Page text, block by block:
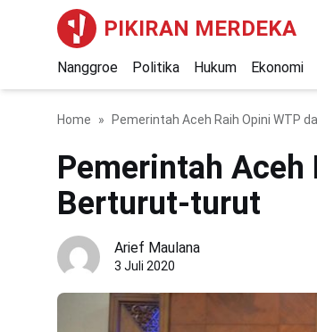
PIKIRAN MERDEKA
Nanggroe Politika Hukum Ekonomi
Home Pemerintah Aceh Raih Opini WTP
Pemerintah Aceh
Berturut-turut
Arief Maulana
3 Juli 2020